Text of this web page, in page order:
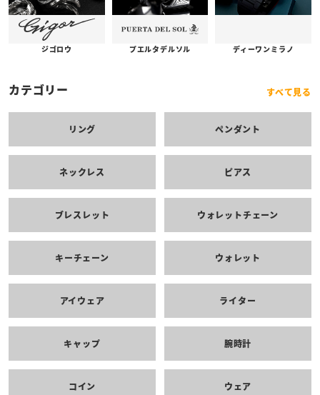
ジゴロウ プエルタデルソル ディーワンミラノ
カテゴリー すべて見る
リング ペンダント
ネックレス ピアス
ブレスレット ウォレットチェーン
キーチェーン ウォレット
アイウェア ライター
キャップ 腕時計
コイン ウェア